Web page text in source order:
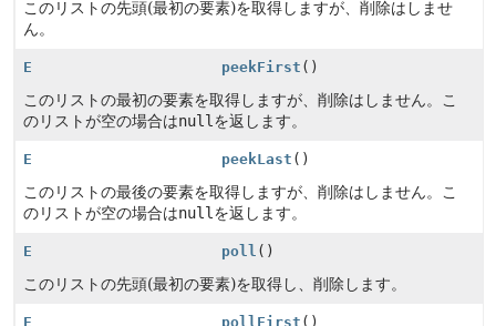
このリストの先頭(最初の要素)を取得しますが、削除はしませ
ん。
E peekFirst ()
このリストの最初の要素を取得しますが、削除はしません。こ
のリストが空の場合はnull を返します。
E peekLast ()
このリストの最後の要素を取得しますが、削除はしません。こ
のリストが空の場合はnull を返します。
E poll ()
このリストの先頭(最初の要素)を取得し、削除します。
E pollFirst ()